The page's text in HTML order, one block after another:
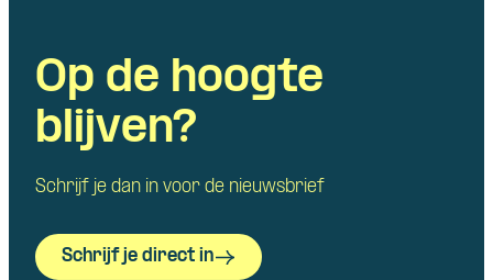
Op de hoogte
blijven?
Schrijf je dan in voor de nieuwsbrief
Schrijf je direct in